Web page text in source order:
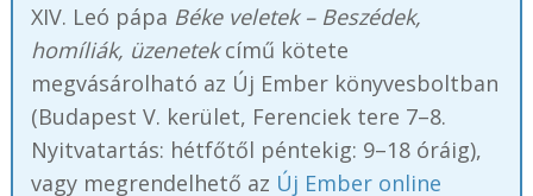
XIV. Leó pápa Béke veletek – Beszédek,
homíliák, üzenetekcímű kötete
megvásárolható az Új Ember könyvesboltban
(Budapest V. kerület, Ferenciek tere 7–8.
Nyitvatartás: hétfőtől péntekig: 9–18 óráig),
vagy megrendelhető az Új Ember online